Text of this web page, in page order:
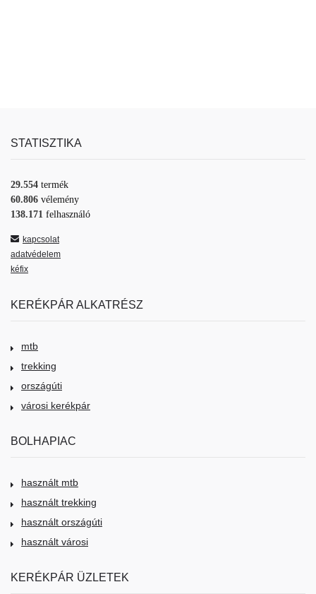
STATISZTIKA
29.554 termék
60.806 vélemény
138.171 felhasználó
kapcsolat
adatvédelem
kéfix
KERÉKPÁR ALKATRÉSZ
mtb
trekking
országúti
városi kerékpár
BOLHAPIAC
használt mtb
használt trekking
használt országúti
használt városi
KERÉKPÁR ÜZLETEK